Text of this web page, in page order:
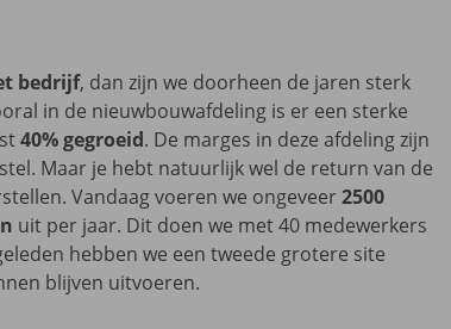
bedrijf, dan zijn we doorheen de jaren sterk
in de nieuwbouwafdeling is er een sterke
40% gegroeid. De marges in deze afdeling zijn
Maar je hebt natuurlijk wel de return van de
Vandaag voeren we ongeveer2500
uit per jaar. Dit doen we met 40 medewerkers
hebben we een tweede grotere site
blijven uitvoeren.